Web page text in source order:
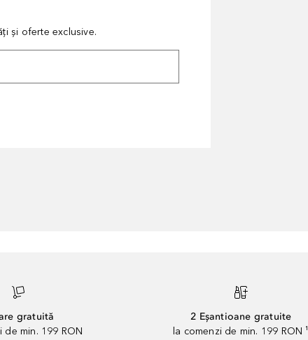
și oferte exclusive.
gratuită
de min. 199 RON
2 Eșantioane gratuite
la comenzi de min. 199 RON ¹